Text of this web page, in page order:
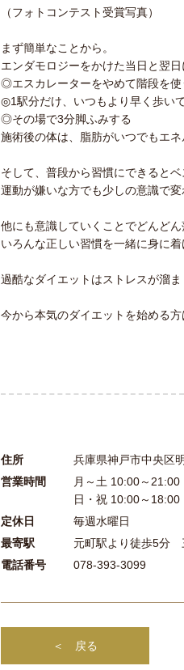
（フォトコンテスト受賞写真）
まず簡単なことから。
エンダモロジーをかけた当日と翌
◎エスカレーターをやめて階段を使
◎1駅分だけ、いつもより早く歩い
◎その場で3分脚ふみする
施術後の体は、脂肪がいつでもエ
そして、普段から習慣にできるとベ
運動が嫌いな方でも少しの意識で変
他にも意識していくことでどんど
いろんな正しい習慣を一緒に身に着
過酷なダイエットはストレスが溜ま
今から本気のダイエットを始める
住所
兵庫県神戸市中央区
営業時間
月～土 10:00～21:00
日・祝 10:00～18:00
定休日
毎週水曜日
最寄駅
元町駅より徒歩5分
電話番号
078-393-3099
＜ 戻る